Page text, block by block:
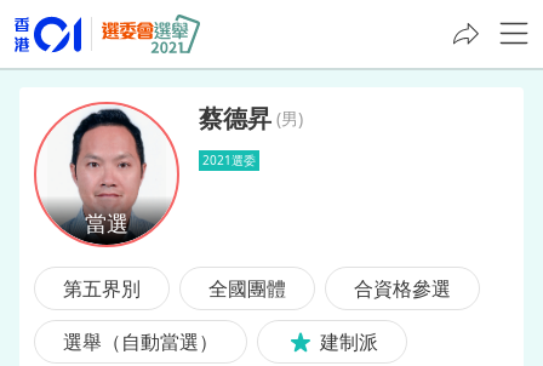
蔡德昇
蔡德昇 (男)
2021選委
第五界別 全國團體
合資格參選
選舉（自動當選）
建制派